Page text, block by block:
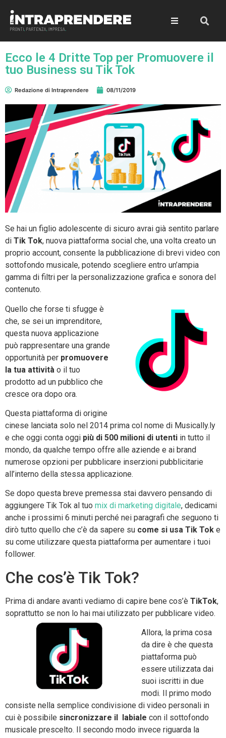
Ecco le 4 Dritte Top per Promuovere il
tuo Business su Tik Tok
Redazione di Intraprendere 08/11/2019
Se hai un figlio adolescente di sicuro avrai già sentito parlare
di Tik Tok, nuova piattaforma social che, una volta creato un
proprio account, consente la pubblicazione di brevi video con
sottofondo musicale, potendo scegliere entro un’ampia
gamma di filtri per la personalizzazione grafica e sonora del
contenuto.
Quello che forse ti sfugge è
che, se sei un imprenditore,
questa nuova applicazione
può rappresentare una grande
opportunità per promuovere
la tua attività o il tuo
prodotto ad un pubblico che
cresce ora dopo ora.
Questa piattaforma di origine
cinese lanciata solo nel 2014 prima col nome di Musically.ly
e che oggi conta oggi più di 500 milioni di utenti in tutto il
mondo, da qualche tempo offre alle aziende e ai brand
numerose opzioni per pubblicare inserzioni pubblicitarie
all’interno della stessa applicazione.
Se dopo questa breve premessa stai davvero pensando di
aggiungere Tik Tok al tuo mix di marketing digitale, dedicami
anche i prossimi 6 minuti perché nei paragrafi che seguono ti
dirò tutto quello che c’è da sapere su come si usa Tik Tok e
su come utilizzare questa piattaforma per aumentare i tuoi
follower.
Che cos’è Tik Tok?
Prima di andare avanti vediamo di capire bene cos’è TikTok,
soprattutto se non lo hai mai utilizzato per pubblicare video.
Allora, la prima cosa
da dire è che questa
piattaforma può
essere utilizzata dai
suoi iscritti in due
modi. Il primo modo
consiste nella semplice condivisione di video personali in
cui è possibile sincronizzare il labiale con il sottofondo
musicale prescelto. Il secondo modo invece riguarda la